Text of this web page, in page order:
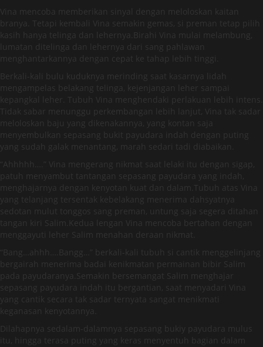
Vina mencoba memberikan sinyal dengan meloloskan kaitan
branya. Tetapi kembali Vina semakin gemas, si preman tetap pilih
kasih hanya telinga dan lehernya.Birahi Vina mulai melambung,
lumatan ditelinga dan lehernya dari sang pahlawan
menghantarkannya dengan cepat ke tahap lebih tinggi.
Berkali-kali bulu kuduknya merinding saat kasarnya lidah
mengampelas belakang telinga, kejenjangan leher sampai
kepangkal leher. Tubuh Vina menghendaki perlakuan lebih intens.
Tidak sabar menunggu perkembangan lebih lanjut, Vina tak sadar
meloloskan baju yang dikenakannya, yang kontan saja
menyembulkan sepasang bukit payudara indah dengan puting
yang sudah galak menantang, marah sedari tadi diabaikan.
“Ahhhhh….” Vina mengerang nikmat saat lelaki itu dengan sigap,
patuh menyambut tantangan sepasang payudara yang indah,
menghajarnya dengan kenyotan kuat dan dalam.Tubuh atas Vina
yang telanjang tersentak kebelakang menerima dahsyatnya
sedotan mulut tonggos sang preman, untung saja segera ditahan
tangan kiri Salim.Kedua lengan Vina mencoba bertahan dengan
menggayuti leher Salim menahan deraan nikmat.
“Bang…ahhh….Bangg…” berkali-kali tubuh si cantik menggelinjang
bergairah menerima badai kenikmatan permainan bibir Salim
pada payudaranya.Semakin bersemangat Salim menghajar
sepasang payudara indah itu bergantian, saat menyadari Vina
yang cantik secara tak sadar ternyata sangat menikmati
keganasan kenyotannya.
Dilahapnya sedalam-dalamnya sepasang bukiy payudara mulus
itu, hingga terasa puting yang keras menyentuh bagian dalam